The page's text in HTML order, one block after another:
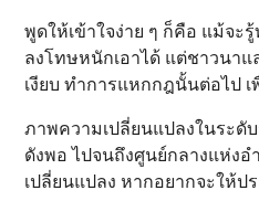
พูดให้เข้าใจง่าย ๆ ก็คือ แม้จะ
ลงโทษหนักเอาได้ แต่ชาวนา
เงียบ ทำการแหกกฎนั้นต่อไป
ภาพความเปลี่ยนแปลงในระดั
ดังพอ ไปจนถึงศูนย์กลางแห่งอ
เปลี่ยนแปลง หากอยากจะให้ป